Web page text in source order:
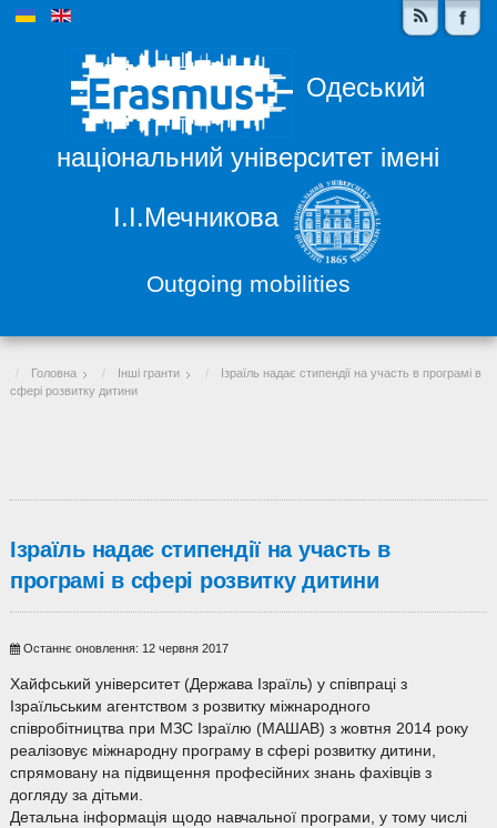
Одеський
національний університет імені
І.І.Мечникова
Outgoing mobilities
Головна Інші гранти
Ізраїль надає стипендії на участь в програмі в
сфері розвитку дитини
Ізраїль надає стипендії на участь в
програмі в сфері розвитку дитини
Останнє оновлення: 12 червня 2017
Хайфський університет (Держава Ізраїль) у співпраці з
Ізраїльським агентством з розвитку міжнародного
співробітництва при МЗС Ізраїлю (МАШАВ) з жовтня 2014 року
реалізовує міжнародну програму в сфері розвитку дитини,
спрямовану на підвищення професійних знань фахівців з
догляду за дітьми.
Детальна інформація щодо навчальної програми, у тому числі